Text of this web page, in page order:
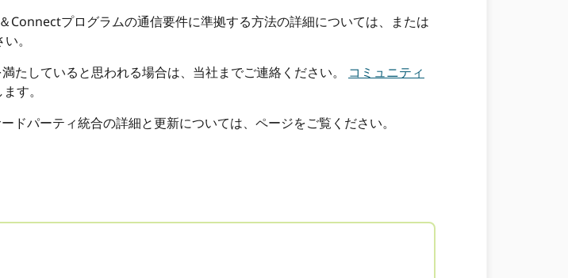
Connectプログラムの通信要件に準拠する方法の詳細については、または
。
たしていると思われる場合は、当社までご連絡ください。 コミュニティ
す。
ドパーティ統合の詳細と更新については、ページをご覧ください。